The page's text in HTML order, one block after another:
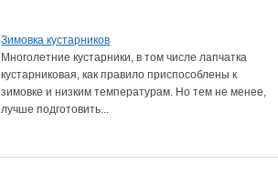
Зимовка кустарников
Многолетние кустарники, в том числе лапчатка
кустарниковая, как правило приспособлены к
зимовке и низким температурам. Но тем не менее,
лучше подготовить...